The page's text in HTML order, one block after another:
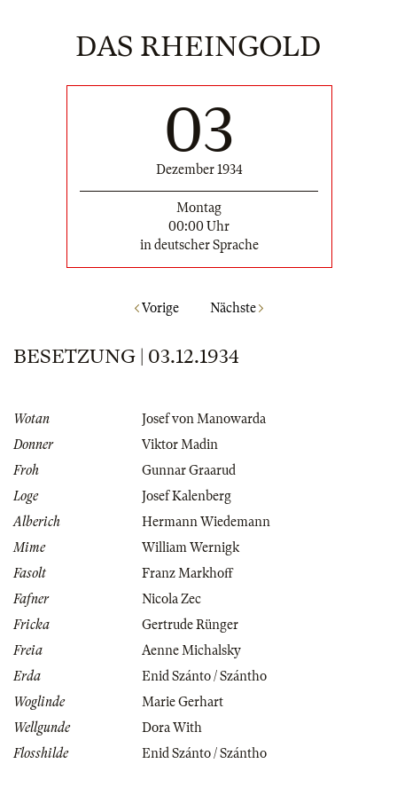
DAS RHEINGOLD
03
Dezember 1934
Montag
00:00 Uhr
in deutscher Sprache
Vorige Nächste
BESETZUNG | 03.12.1934
Wotan
Josef von Manowarda
Donner
Viktor Madin
Froh
Gunnar Graarud
Loge
Josef Kalenberg
Alberich
Hermann Wiedemann
Mime
William Wernigk
Fasolt
Franz Markhoff
Fafner
Nicola Zec
Fricka
Gertrude Rünger
Freia
Aenne Michalsky
Erda
Enid Szánto / Szántho
Woglinde
Marie Gerhart
Wellgunde
Dora With
Flosshilde
Enid Szánto / Szántho